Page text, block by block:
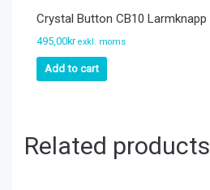
Crystal Button CB10 Larmknapp
495,00kr exkl. moms
Add to cart
Related products